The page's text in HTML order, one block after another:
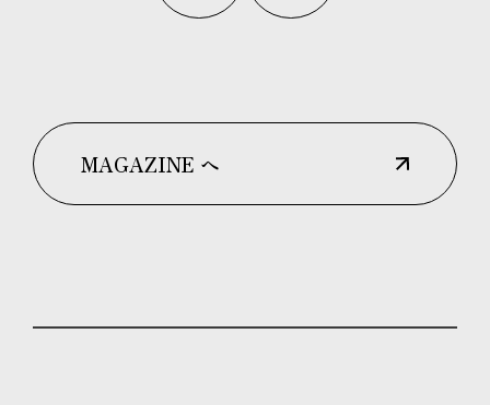
MAGAZINE へ